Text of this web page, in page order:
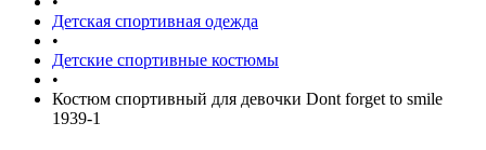
Детская спортивная одежда
•
Детские спортивные костюмы
•
Костюм спортивный для девочки Dont forget to smile
1939-1